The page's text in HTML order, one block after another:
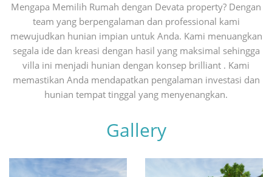
Mengapa Memilih Rumah dengan Devata property? Dengan
team yang berpengalaman dan professional kami
mewujudkan hunian impian untuk Anda. Kami menuangkan
segala ide dan kreasi dengan hasil yang maksimal sehingga
villa ini menjadi hunian dengan konsep brilliant . Kami
memastikan Anda mendapatkan pengalaman investasi dan
hunian tempat tinggal yang menyenangkan.
Gallery